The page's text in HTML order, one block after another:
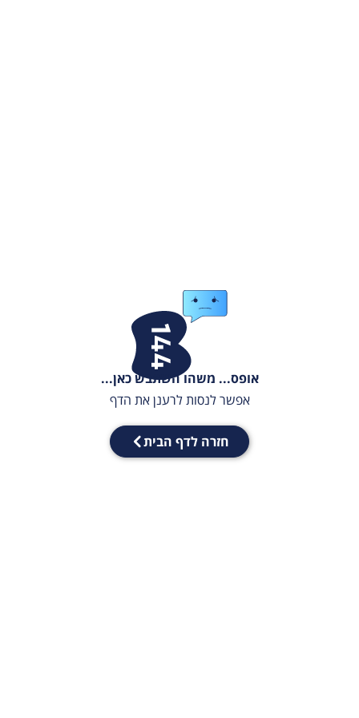
אופס... משהו השתבש כאן...
אפשר לנסות לרענן את הדף
חזרה לדף הבית